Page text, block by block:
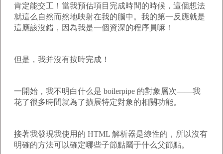
肯定能交工！當我預估項目完成時間的時候，這個想法
就這么自然而然地映射在我的腦中。我的第一反應就是
這應該沒錯，因為我是一個資深的程序員嘛！
但是，我并沒有按時完成！
一開始，我不明白什么是 boilerpipe 的對象層次——我
花了很多時間就為了擴展特定對象的相關功能。
接著我發現我使用的 HTML 解析器是線性的，所以沒有
明確的方法可以確定哪些子節點屬于什么父節點。